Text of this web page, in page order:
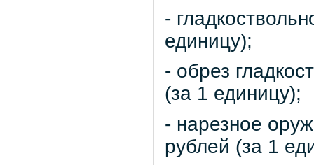
-
единицу);
- обрез
(за 1 единицу);
- нарезное
рублей (за 1